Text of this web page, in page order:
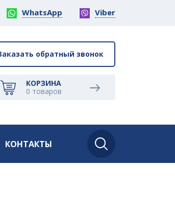
WhatsApp Viber
обратный звонок
КОРЗИНА
0 товаров
КОНТАКТЫ